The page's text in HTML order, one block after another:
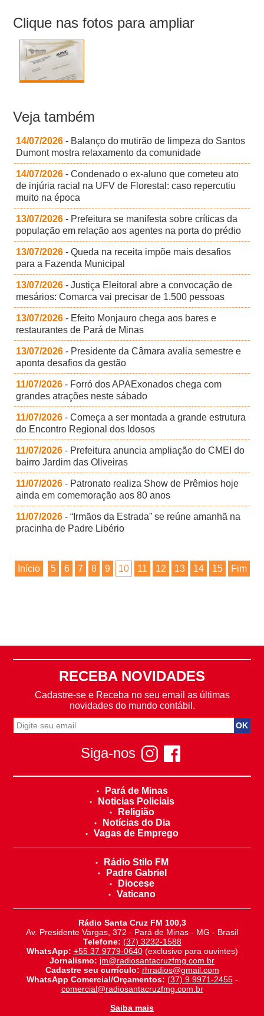
Clique nas fotos para ampliar
Veja também
14/07/2026 - Balanço do mutirão de limpeza do Santos
Dumont mostra relaxamento da comunidade
14/07/2026 - Condenado o ex-aluno que cometeu ato
de injúria racial na UFV de Florestal: caso repercutiu
muito na época
13/07/2026 - Prefeitura se manifesta sobre críticas da
população em relação aos agentes na porta do prédio
13/07/2026 - Queda na receita impõe mais desafios
para a Fazenda Municipal
13/07/2026 - Justiça Eleitoral abre a convocação de
mesários: Comarca vai precisar de 1.500 pessoas
13/07/2026 - Efeito Monjauro chega aos bares e
restaurantes de Pará de Minas
13/07/2026 - Presidente da Câmara avalia semestre e
aponta desafios da gestão
11/07/2026 - Forró dos APAExonados chega com
grandes atrações neste sábado
11/07/2026 - Começa a ser montada a grande estrutura
do Encontro Regional dos Idosos
11/07/2026 - Prefeitura anuncia ampliação do CMEI do
bairro Jardim das Oliveiras
11/07/2026 - Patronato realiza Show de Prêmios hoje
ainda em comemoração aos 80 anos
11/07/2026 - “Irmãos da Estrada” se reúne amanhã na
pracinha de Padre Libério
Início 5 6 7 8 9 10 11 12 13 14 15 Fim
RECEBA NOVIDADES
Cadastre-se e Receba no seu email as últimas
novidades do mundo contábil.
Siga-nos
Pará de Minas
Noticias Policiais
Religião
Notícias do Dia
Vagas de Emprego
Rádio Stilo FM
Padre Gabriel
Diocese
Vaticano
Rádio Santa Cruz FM 100,3
Av. Presidente Vargas, 372 - Pará de Minas - MG - Brasil
Telefone: (37) 3232-1588
WhatsApp: +55 37 9779-0640(exclusivo para ouvintes)
Jornalismo: jm@radiosantacruzfmg.com.br
Cadastre seu currículo: rhradios@gmail.com
WhatsApp Comercial/Orçamentos: (37) 9 9971-2455-
comercial@radiosantacruzfmg.com.br
Saiba mais